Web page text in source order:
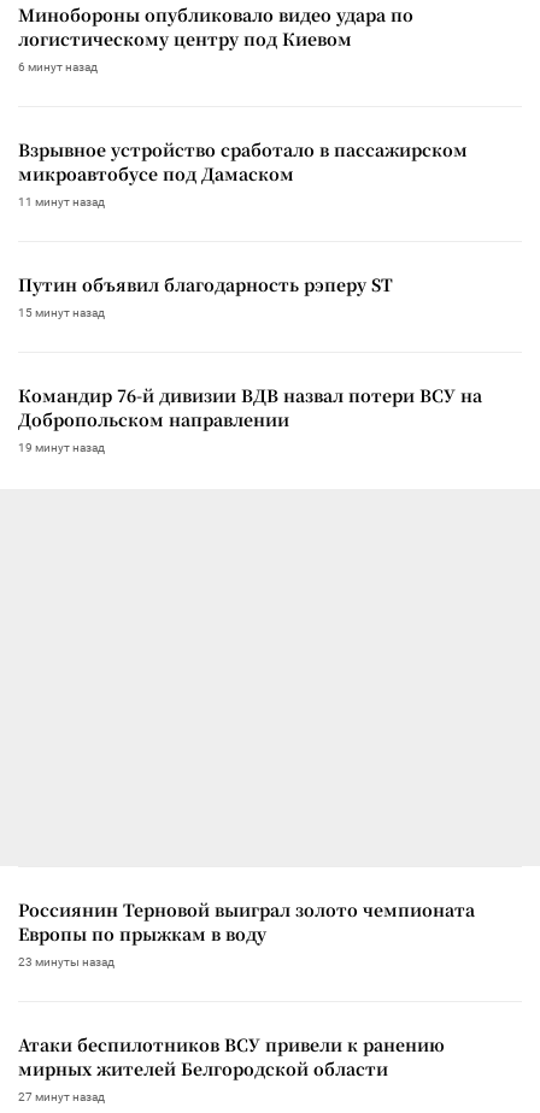
Минобороны опубликовало видео удара по
логистическому центру под Киевом
6 минут назад
Взрывное устройство сработало в пассажирском
микроавтобусе под Дамаском
11 минут назад
Путин объявил благодарность рэперу ST
15 минут назад
Командир 76-й дивизии ВДВ назвал потери ВСУ на
Добропольском направлении
19 минут назад
Россиянин Терновой выиграл золото чемпионата
Европы по прыжкам в воду
23 минуты назад
Атаки беспилотников ВСУ привели к ранению
мирных жителей Белгородской области
27 минут назад